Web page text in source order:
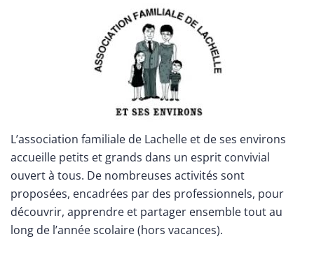
L’association familiale de Lachelle et de ses environs
accueille petits et grands dans un esprit convivial
ouvert à tous. De nombreuses activités sont
proposées, encadrées par des professionnels, pour
découvrir, apprendre et partager ensemble tout au
long de l’année scolaire (hors vacances).